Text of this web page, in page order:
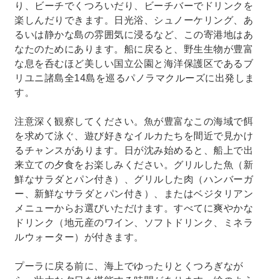
り、ビーチでくつろいだり、ビーチバーでドリンクを
楽しんだりできます。日光浴、シュノーケリング、あ
るいは静かな島の雰囲気に浸るなど、この寄港地はあ
なたのためにあります。船に戻ると、野生生物が豊富
な息を呑むほど美しい国立公園と海洋保護区であるブ
リユニ諸島全14島を巡るパノラマクルーズに出発しま
す。
注意深く観察してください。魚が豊富なこの海域で餌
を求めて泳ぐ、遊び好きなイルカたちを間近で見かけ
るチャンスがあります。日が沈み始めると、船上で出
来立ての夕食をお楽しみください。グリルした魚（新
鮮なサラダとパン付き）、グリルした肉（ハンバーガ
ー、新鮮なサラダとパン付き）、またはベジタリアン
メニューからお選びいただけます。すべてに爽やかな
ドリンク（地元産のワイン、ソフトドリンク、ミネラ
ルウォーター）が付きます。
プーラに戻る前に、海上でゆったりとくつろぎなが